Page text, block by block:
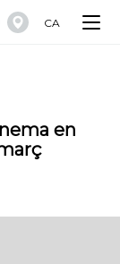
CA
en